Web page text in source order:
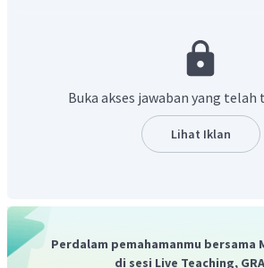
kemudian dilakukan pencarian data
kesimpulan umum atau dalam
salah satu bentuk yang dikenal
yang dilakukan
kesimpulan berdasarkan angka
kesimpulan untuk dibawa ke hal-hal
kecil. Biasanya, deduktif
penelitian kuantitatif.
Buka akses jawaban yang
Lihat Iklan
Perdalam pemahamanmu bersama
di sesi Live Teaching,